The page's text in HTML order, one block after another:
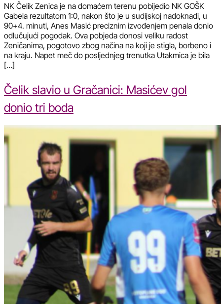
NK Čelik Zenica je na domaćem terenu pobijedio NK GOŠK
Gabela rezultatom 1:0, nakon što je u sudijskoj nadoknadi, u
90+4. minuti, Anes Masić preciznim izvođenjem penala donio
odlučujući pogodak. Ova pobjeda donosi veliku radost
Zeničanima, pogotovo zbog načina na koji je stigla, borbeno i
na kraju. Napet meč do posljednjeg trenutka Utakmica je bila
[…]
Čelik slavio u Gračanici: Masićev gol
donio tri boda